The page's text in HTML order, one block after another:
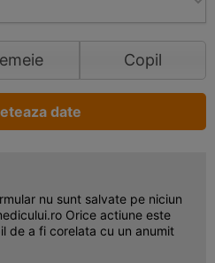
Copil
date
nu sunt salvate pe niciun
Orice actiune este
de a fi corelata cu un anumit